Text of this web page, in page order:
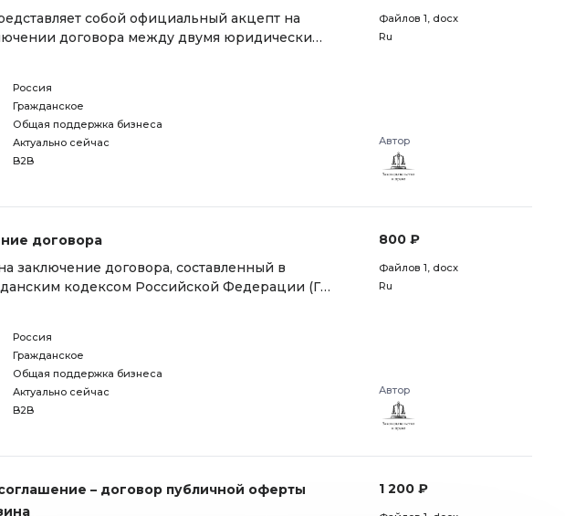
собой официальный акцепт на
договора между двумя юридическими
и оферентом.
Россия
Гражданское
Общая поддержка бизнеса
Актуально сейчас
B2B
Файлов 1, docx
Ru
Автор
договора
заключение договора, составленный в
кодексом Российской Федерации (ГК
Россия
Гражданское
Общая поддержка бизнеса
Актуально сейчас
B2B
800 ₽
Файлов 1, docx
Ru
Автор
– договор публичной оферты
1 200 ₽